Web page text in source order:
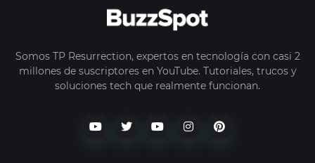
Somos TP Resurrection, expertos en tecnología con casi 2
millones de suscriptores en YouTube. Tutoriales, trucos y
soluciones tech que realmente funcionan.